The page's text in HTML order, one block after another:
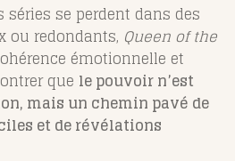
se perdent dans des
ou redondants, Queen of the
émotionnelle et
que le pouvoir n’est
mais un chemin pavé de
et de révélations